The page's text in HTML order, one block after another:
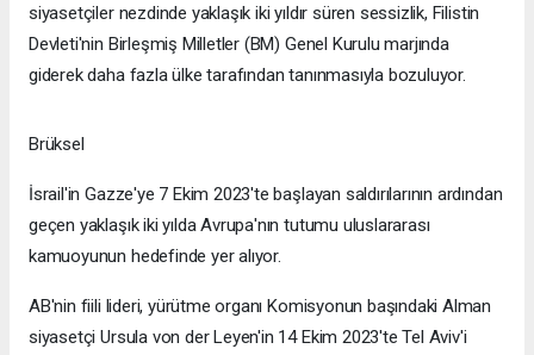
siyasetçiler nezdinde yaklaşık iki yıldır süren sessizlik, Filistin
Devleti'nin Birleşmiş Milletler (BM) Genel Kurulu marjında
giderek daha fazla ülke tarafından tanınmasıyla bozuluyor.
Brüksel
İsrail'in Gazze'ye 7 Ekim 2023'te başlayan saldırılarının ardından
geçen yaklaşık iki yılda Avrupa'nın tutumu uluslararası
kamuoyunun hedefinde yer alıyor.
AB'nin fiili lideri, yürütme organı Komisyonun başındaki Alman
siyasetçi Ursula von der Leyen'in 14 Ekim 2023'te Tel Aviv'i